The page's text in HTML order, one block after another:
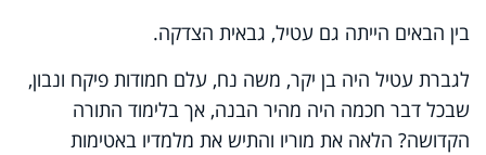
בין הבאים הייתה גם עטיל, גבאית הצדקה.
לגברת עטיל היה בן יקר, משה נח, עלם חמודות פיקח ונבון,
שבכל דבר חכמה היה מהיר הבנה, אך בלימוד התורה
הקדושה? הלאה את מוריו והתיש את מלמדיו באטימות